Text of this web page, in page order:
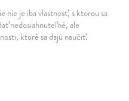
nie je iba vlastnosť, s ktorou sa
nedosiahnuteľné, ale
ktoré sa dajú naučiť.